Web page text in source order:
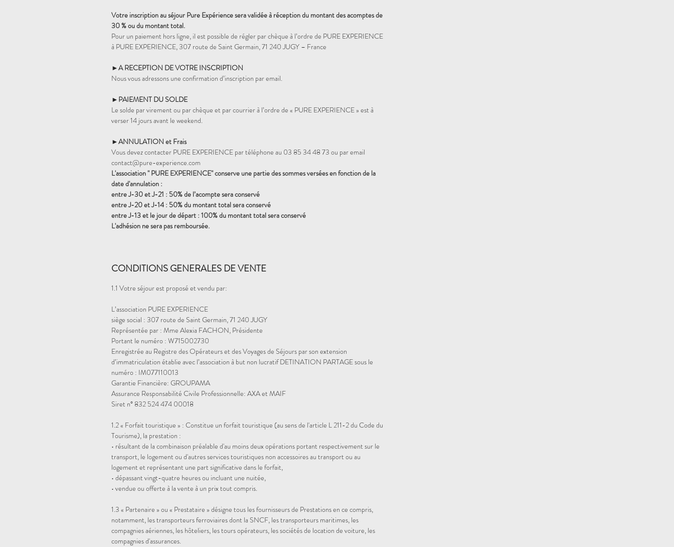
Votre inscription au séjour Pure Expérience sera validée à réception du montant des acomptes de
30 % ou du montant total.
Pour un paiement hors ligne, il est possible de régler par chèque à l’ordre de PURE EXPERIENCE
à PURE EXPERIENCE, 307 route de Saint Germain, 71 240 JUGY – France
►A RECEPTION DE VOTRE INSCRIPTION
Nous vous adressons une confirmation d’inscription par email.
►PAIEMENT DU SOLDE
Le solde par virement ou par chèque et par courrier à l’ordre de « PURE EXPERIENCE » est à
verser 14 jours avant le weekend.
►ANNULATION et Frais
Vous devez contacter PURE EXPERIENCE par téléphone au 03 85 34 48 73 ou par email
contact@pure-experience.com
L'association " PURE EXPERIENCE" conserve une partie des sommes versées en fonction de la
date d'annulation :
entre J-30 et J-21 : 50% de l’acompte sera conservé
entre J-20 et J-14 : 50% du montant total sera conservé
entre J-13 et le jour de départ : 100% du montant total sera conservé
L'adhésion ne sera pas remboursée.
CONDITIONS GENERALES DE VENTE
1.1 Votre séjour est proposé et vendu par:
L’association PURE EXPERIENCE
siège social : 307 route de Saint Germain, 71 240 JUGY
Représentée par : Mme Alexia FACHON, Présidente
Portant le numéro : W715002730
Enregistrée au Registre des Opérateurs et des Voyages de Séjours par son extension
d’immatriculation établie avec l’association à but non lucratif DETINATION PARTAGE sous le
numéro : IM077110013
Garantie Financière: GROUPAMA
Assurance Responsabilité Civile Professionnelle: AXA et MAIF
Siret n° 832 524 474 00018
1.2 « Forfait touristique » : Constitue un forfait touristique (au sens de l'article L 211-2 du Code du
Tourisme), la prestation :
• résultant de la combinaison préalable d'au moins deux opérations portant respectivement sur le
transport, le logement ou d'autres services touristiques non accessoires au transport ou au
logement et représentant une part significative dans le forfait,
• dépassant vingt-quatre heures ou incluant une nuitée,
• vendue ou offerte à la vente à un prix tout compris.
1.3 « Partenaire » ou « Prestataire » désigne tous les fournisseurs de Prestations en ce compris,
notamment, les transporteurs ferroviaires dont la SNCF, les transporteurs maritimes, les
compagnies aériennes, les hôteliers, les tours opérateurs, les sociétés de location de voiture, les
compagnies d'assurances.